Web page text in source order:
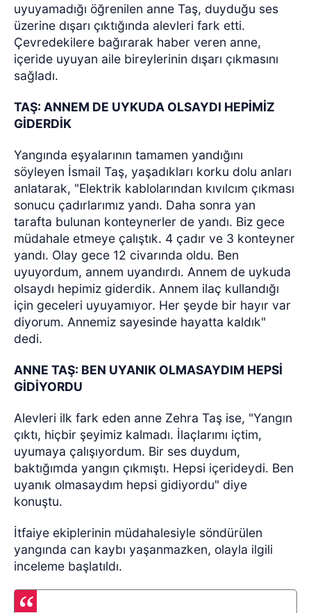
uyuyamadığı öğrenilen anne Taş, duyduğu ses
üzerine dışarı çıktığında alevleri fark etti.
Çevredekilere bağırarak haber veren anne,
içeride uyuyan aile bireylerinin dışarı çıkmasını
sağladı.
TAŞ: ANNEM DE UYKUDA OLSAYDI HEPİMİZ
GİDERDİK
Yangında eşyalarının tamamen yandığını
söyleyen İsmail Taş, yaşadıkları korku dolu anları
anlatarak, "Elektrik kablolarından kıvılcım çıkması
sonucu çadırlarımız yandı. Daha sonra yan
tarafta bulunan konteynerler de yandı. Biz gece
müdahale etmeye çalıştık. 4 çadır ve 3 konteyner
yandı. Olay gece 12 civarında oldu. Ben
uyuyordum, annem uyandırdı. Annem de uykuda
olsaydı hepimiz giderdik. Annem ilaç kullandığı
için geceleri uyuyamıyor. Her şeyde bir hayır var
diyorum. Annemiz sayesinde hayatta kaldık"
dedi.
ANNE TAŞ: BEN UYANIK OLMASAYDIM HEPSİ
GİDİYORDU
Alevleri ilk fark eden anne Zehra Taş ise, "Yangın
çıktı, hiçbir şeyimiz kalmadı. İlaçlarımı içtim,
uyumaya çalışıyordum. Bir ses duydum,
baktığımda yangın çıkmıştı. Hepsi içerideydi. Ben
uyanık olmasaydım hepsi gidiyordu" diye
konuştu.
İtfaiye ekiplerinin müdahalesiyle söndürülen
yangında can kaybı yaşanmazken, olayla ilgili
inceleme başlatıldı.